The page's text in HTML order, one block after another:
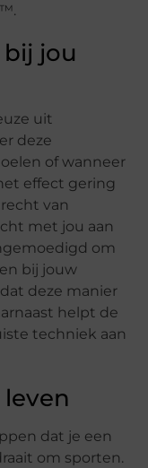
jou
uit
deze
of wanneer
effect gering
van
met jou aan
om
bij jouw
deze manier
helpt de
techniek aan
dat je een
om sporten.